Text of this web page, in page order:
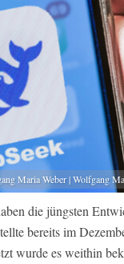
Maria Weber | Wolfgang
die jüngsten
bereits im
wurde es weithin